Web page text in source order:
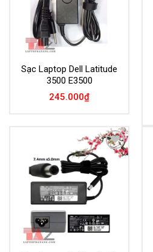
Sạc Laptop Dell Latitude
3500 E3500
245.000₫
Add to
Wishlist